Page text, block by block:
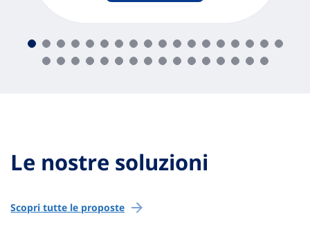
Le nostre soluzioni
Scopri tutte le proposte